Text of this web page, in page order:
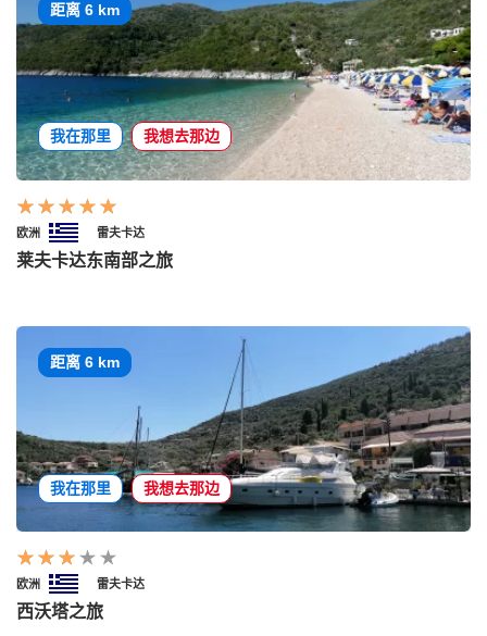
距离 6 km
我在那里 我想去那边
欧洲 雷夫卡达
莱夫卡达东南部之旅
距离 6 km
我在那里 我想去那边
欧洲 雷夫卡达
西沃塔之旅